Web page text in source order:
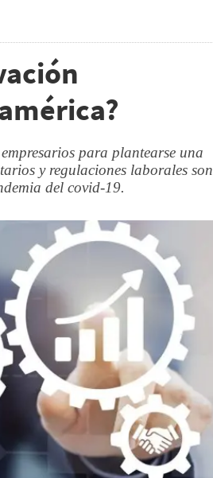
para plantearse una
y regulaciones laborales son
del covid-19.